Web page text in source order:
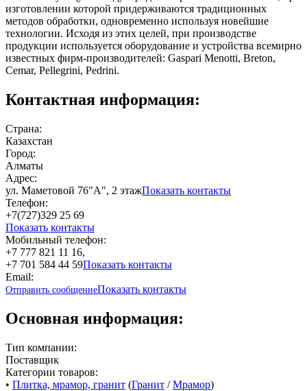
изготовлении которой придерживаются традиционных
методов обработки, одновременно используя новейшие
технологии. Исходя из этих целей, при производстве
продукции используется оборудование и устройства всемирно
известных фирм-производителей: Gaspari Menotti, Breton,
Cemar, Pellegrini, Pedrini.
Контактная информация:
Страна:
Казахстан
Город:
Алматы
Адрес:
ул. Маметовой 76"А", 2 этажПоказать контакты
Телефон:
+7(727)329 25 69
Показать контакты
Мобильный телефон:
+7 777 821 11 16,
+7 701 584 44 59Показать контакты
Email:
Отправить сообщениеПоказать контакты
Основная информация:
Тип компании:
Поставщик
Категории товаров:
• Плитка, мрамор, гранит (Гранит /Мрамор)